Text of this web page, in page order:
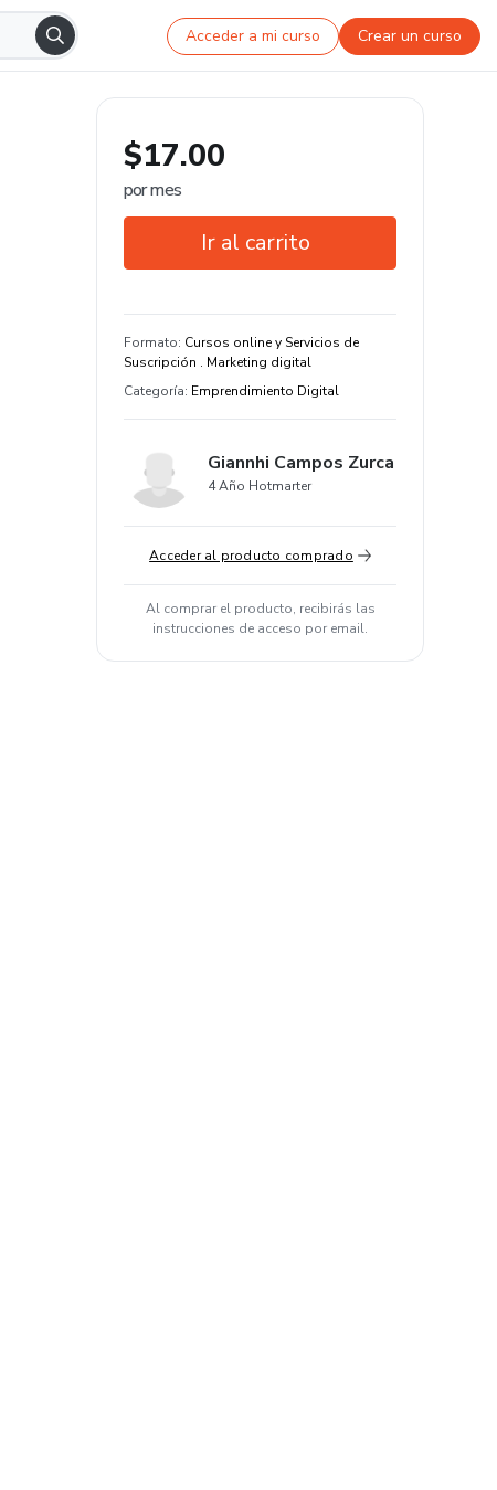
Acceder a mi curso Crear un curso
$17.00
por mes
Ir al carrito
Estudia a tu manera y en cualquier
dispositivo
Formato: Cursos online y Servicios de
Suscripción . Marketing digital
Categoría: Emprendimiento Digital
Giannhi Campos Zurca
4 Año Hotmarter
Acceder al producto comprado
Al comprar el producto, recibirás las
instrucciones de acceso por email.